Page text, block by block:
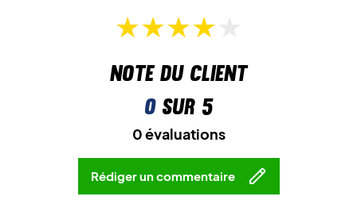
Note du client
0sur 5
0 évaluations
Rédiger un commentaire